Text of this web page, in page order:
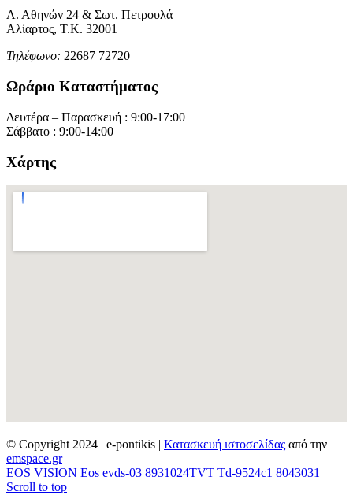
Λ. Αθηνών 24 & Σωτ. Πετρουλά
Αλίαρτος, Τ.Κ. 32001
Τηλέφωνο: 22687 72720
Ωράριο Καταστήματος
Δευτέρα – Παρασκευή : 9:00-17:00
Σάββατο : 9:00-14:00
Χάρτης
© Copyright 2024 | e-pontikis | Κατασκευή ιστοσελίδας από την
emspace.gr
EOS VISION Eos evds-03 8931024TVT Td-9524c1 8043031
Scroll to top